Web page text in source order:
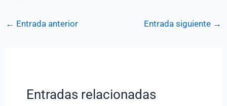
← Entrada anterior Entrada siguiente →
Entradas relacionadas